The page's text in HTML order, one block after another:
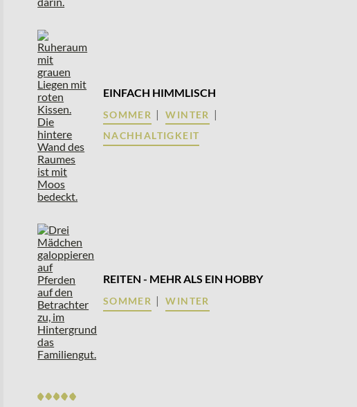
EINFACH HIMMLISCH
SOMMER | WINTER |
NACHHALTIGKEIT
REITEN - MEHR ALS EIN HOBBY
SOMMER | WINTER